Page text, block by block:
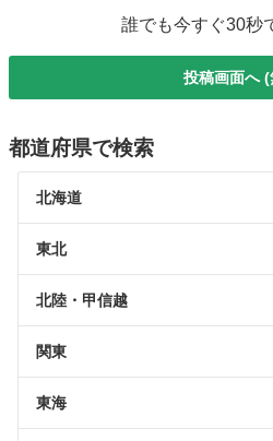
誰でも今すぐ30秒
投稿画面へ (
都道府県で検索
北海道
東北
北陸・甲信越
関東
東海